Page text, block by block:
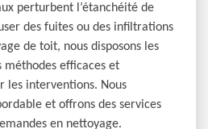
perturbent l’étanchéité de
des fuites ou des infiltrations
de toit, nous disposons les
efficaces et
les interventions. Nous
et offrons des services
en nettoyage.